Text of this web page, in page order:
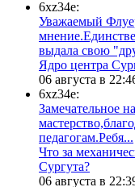
6xz34e:
Уважаемый
выдала свою
​Ядро центра
06 августа в
6xz34e:
Замечательное
педагогам.Ребя...
​Что за
Сургута?
06 августа в